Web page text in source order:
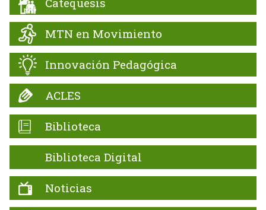
MTN en Movimiento
Innovación Pedagógica
ACLES
Biblioteca
Biblioteca Digital
Noticias